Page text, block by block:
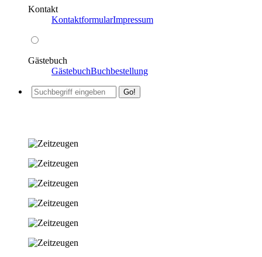
Kontakt
KontaktformularImpressum
Gästebuch
GästebuchBuchbestellung